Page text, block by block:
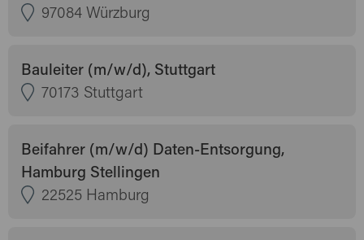
97084 Würzburg
Bauleiter (m/w/d), Stuttgart
70173 Stuttgart
Beifahrer (m/w/d) Daten-Entsorgung,
Hamburg Stellingen
22525 Hamburg